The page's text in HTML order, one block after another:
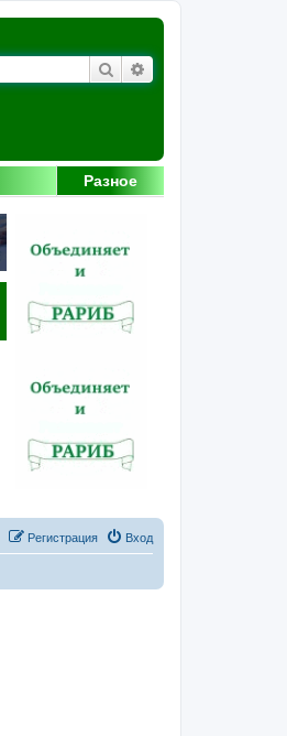
Поиск
Разное
Вход
Регистрация